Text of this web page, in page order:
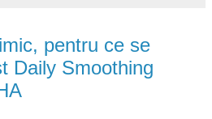
pentru ce se
Daily Smoothing